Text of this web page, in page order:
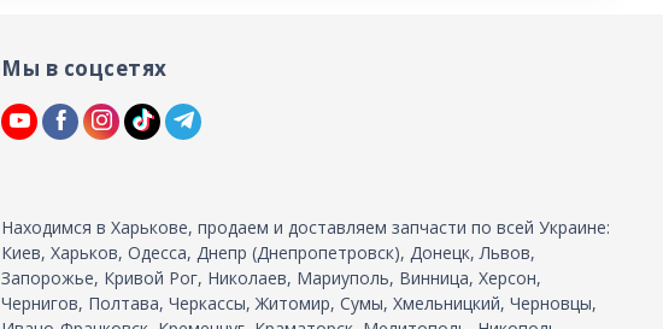
Мы в соцсетях
Находимся в Харькове, продаем и доставляем запчасти по всей Украине:
Киев, Харьков, Одесса, Днепр (Днепропетровск), Донецк, Львов,
Запорожье, Кривой Рог, Николаев, Мариуполь, Винница, Херсон,
Чернигов, Полтава, Черкассы, Житомир, Сумы, Хмельницкий, Черновцы,